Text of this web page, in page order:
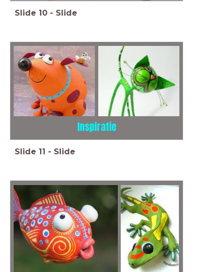
Slide 10 - Slide
Inspiratie
Slide 11 - Slide